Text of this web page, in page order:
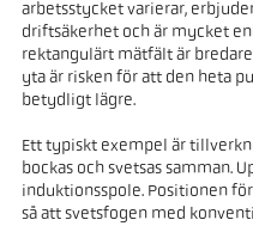
arbetsstycket varierar,
driftsäkerhet och är mycket
rektangulärt mätfält är
yta är risken för att den heta
betydligt lägre.
Ett typiskt exempel är
bockas och svetsas samman.
induktionsspole. Positionen
så att svetsfogen med